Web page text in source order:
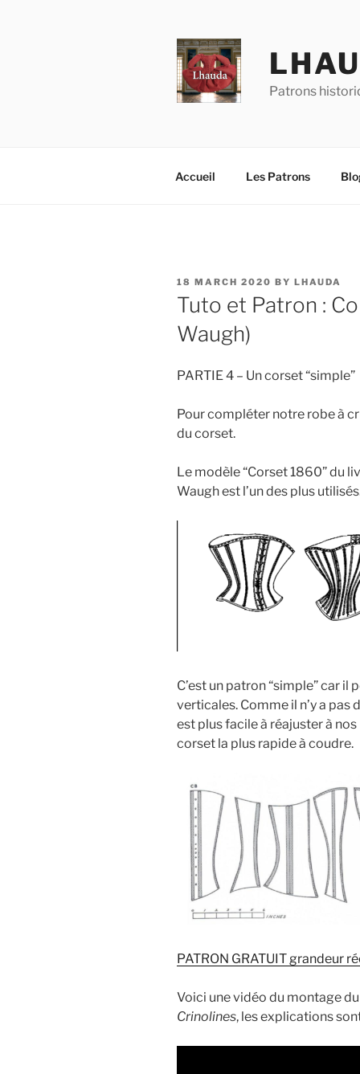
Patrons
Accueil Les Patrons
POSTED
ON
18 MARCH 2020 BY LHAUDA
Tuto et Patron :
Waugh)
PARTIE 4 – Un corset “simple”
Pour compléter notre robe à
du corset.
Le modèle “Corset 1860” du
Waugh est l’un des plus
C’est un patron “simple” car
verticales. Comme il n’y a pas
est plus facile à réajuster à
corset la plus rapide à coudre.
PATRON GRATUIT grandeur
Voici une vidéo du montage
Crinolines, les explications